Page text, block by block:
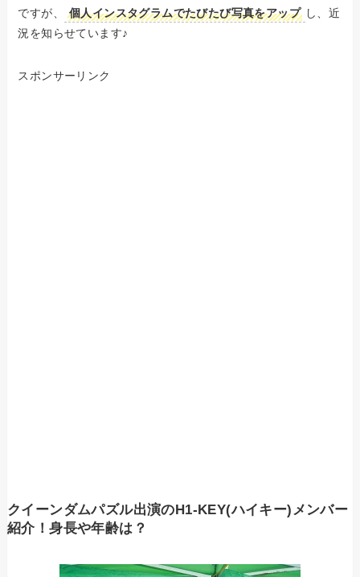
ですが、 個人インスタグラムでたびたび写真をアップ し、近
況を知らせています♪
スポンサーリンク
クイーンダムパズル出演のH1-KEY(ハイキー)メンバー
紹介！身長や年齢は？